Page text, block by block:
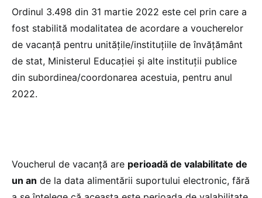
Ordinul 3.498 din 31 martie 2022 este cel prin care a
fost stabilită modalitatea de acordare a voucherelor
de vacanță pentru unitățile/instituțiile de învățământ
de stat, Ministerul Educației și alte instituții publice
din subordinea/coordonarea acestuia, pentru anul
2022.
Voucherul de vacanță are perioadă de valabilitate de
un an de la data alimentării suportului electronic, fără